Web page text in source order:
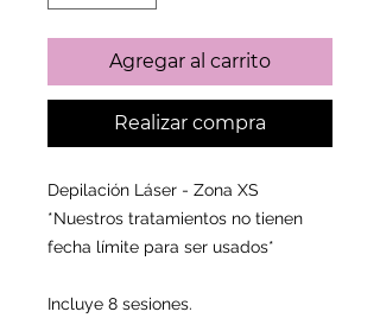
Agregar al carrito
Realizar compra
Depilación Láser - Zona XS
*Nuestros tratamientos no tienen
fecha límite para ser usados*
Incluye 8 sesiones.